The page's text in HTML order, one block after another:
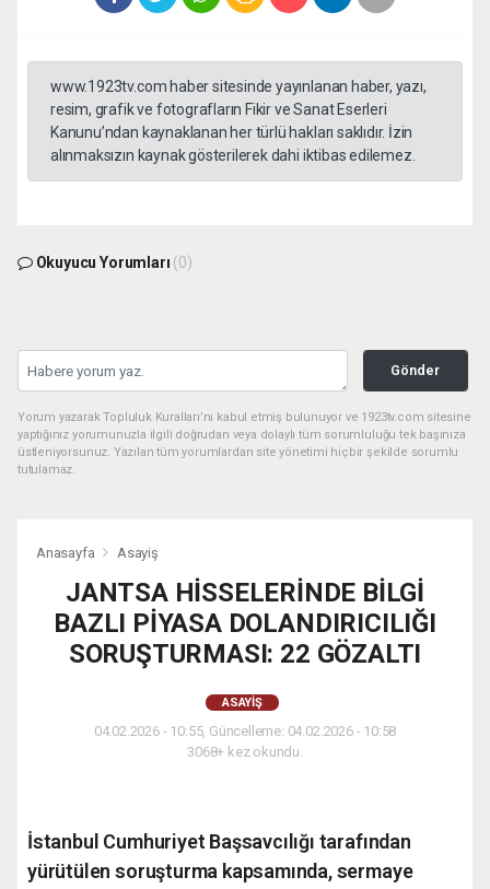
www.1923tv.com haber sitesinde yayınlanan haber, yazı,
resim, grafik ve fotografların Fikir ve Sanat Eserleri
Kanunu’ndan kaynaklanan her türlü hakları saklıdır. İzin
alınmaksızın kaynak gösterilerek dahi iktibas edilemez.
Okuyucu Yorumları (0)
Gönder
Yorum yazarak Topluluk Kuralları’nı kabul etmiş bulunuyor ve 1923tv.com sitesine
yaptığınız yorumunuzla ilgili doğrudan veya dolaylı tüm sorumluluğu tek başınıza
üstleniyorsunuz. Yazılan tüm yorumlardan site yönetimi hiçbir şekilde sorumlu
tutulamaz.
Anasayfa Asayiş
JANTSA HİSSELERİNDE BİLGİ
BAZLI PİYASA DOLANDIRICILIĞI
SORUŞTURMASI: 22 GÖZALTI
ASAYIŞ
04.02.2026 - 10:55, Güncelleme: 04.02.2026 - 10:58
3068+ kez okundu.
İstanbul Cumhuriyet Başsavcılığı tarafından
yürütülen soruşturma kapsamında, sermaye